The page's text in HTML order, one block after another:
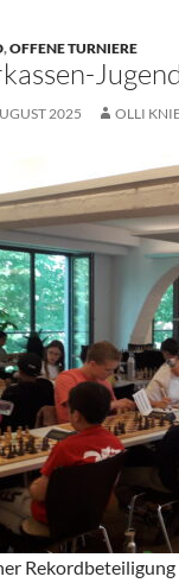
,OFFENE TURNIERE
2025 OLLI
Rekordbeteiligung